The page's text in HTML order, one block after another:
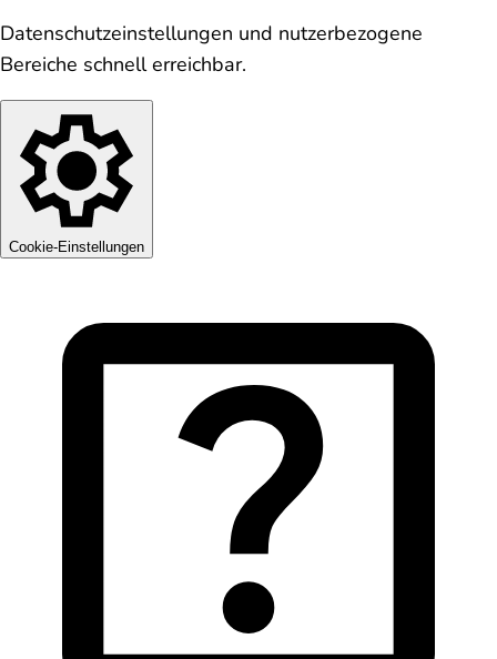
Datenschutzeinstellungen und nutzerbezogene
Bereiche schnell erreichbar.
Cookie-Einstellungen